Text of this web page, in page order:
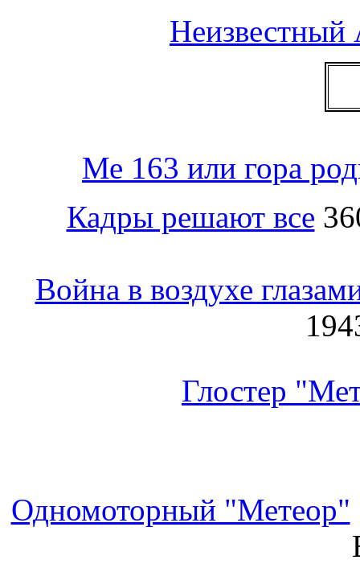
Неизвестный
Ме 163 или гора
Кадры решают все
Война в воздухе
Глостер
Одномоторный "Метеор"